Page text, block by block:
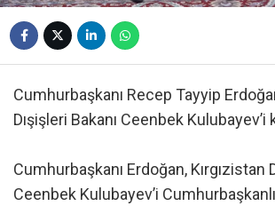
Cumhurbaşkanı Recep Tayyip
Dışişleri Bakanı Ceenbek Kulubayev’i
Cumhurbaşkanı Erdoğan, Kırgızistan
Ceenbek Kulubayev’i